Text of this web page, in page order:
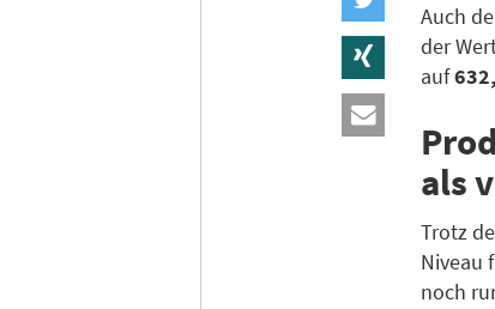
Auch
der
auf
als
Trotz
Niveau
noch